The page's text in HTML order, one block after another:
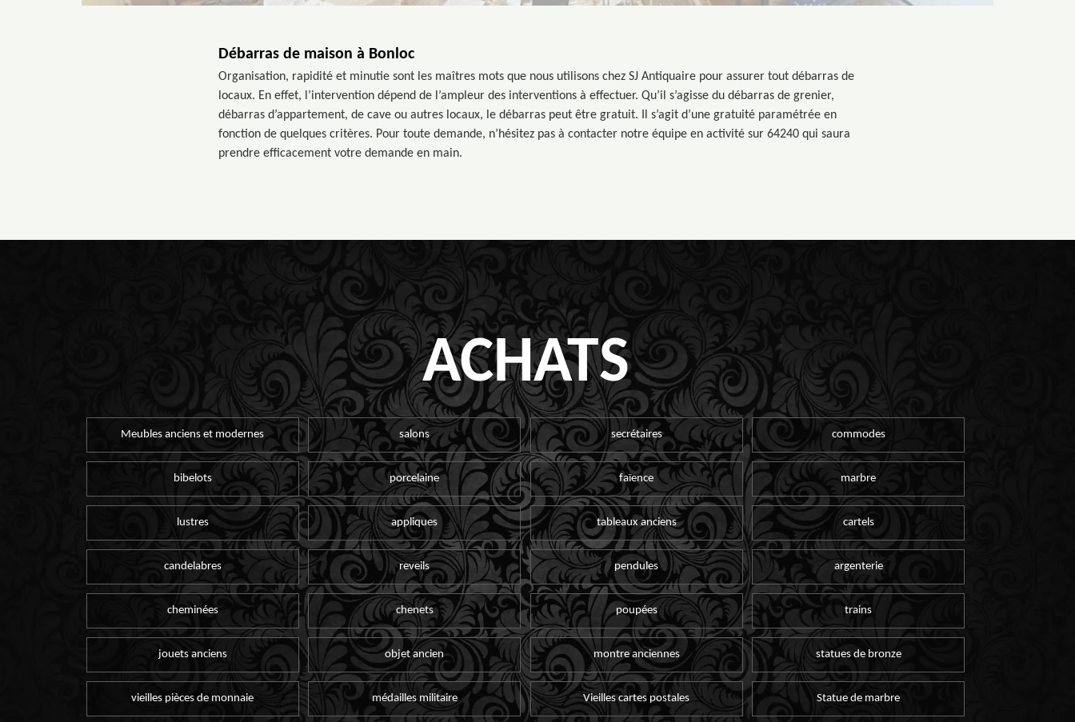
Débarras de maison à Bonloc
Organisation, rapidité et minutie sont les maîtres mots que nous utilisons chez SJ Antiquaire pour assurer tout débarras de
locaux. En effet, l’intervention dépend de l’ampleur des interventions à effectuer. Qu’il s’agisse du débarras de grenier,
débarras d’appartement, de cave ou autres locaux, le débarras peut être gratuit. Il s’agit d’une gratuité paramétrée en
fonction de quelques critères. Pour toute demande, n’hésitez pas à contacter notre équipe en activité sur 64240 qui saura
prendre efficacement votre demande en main.
ACHATS
Meubles anciens et modernes salons secrétaires commodes
bibelots porcelaine faïence marbre
lustres appliques tableaux anciens cartels
candelabres reveils pendules argenterie
cheminées chenets poupées trains
jouets anciens objet ancien montre anciennes statues de bronze
vieilles pièces de monnaie médailles militaire Vieilles cartes postales Statue de marbre